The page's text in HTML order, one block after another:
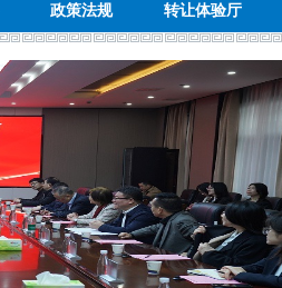
政策法规 转让体验厅